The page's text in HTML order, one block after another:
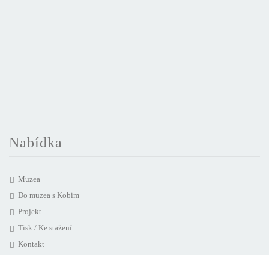
Nabídka
Muzea
Do muzea s Kobim
Projekt
Tisk / Ke stažení
Kontakt